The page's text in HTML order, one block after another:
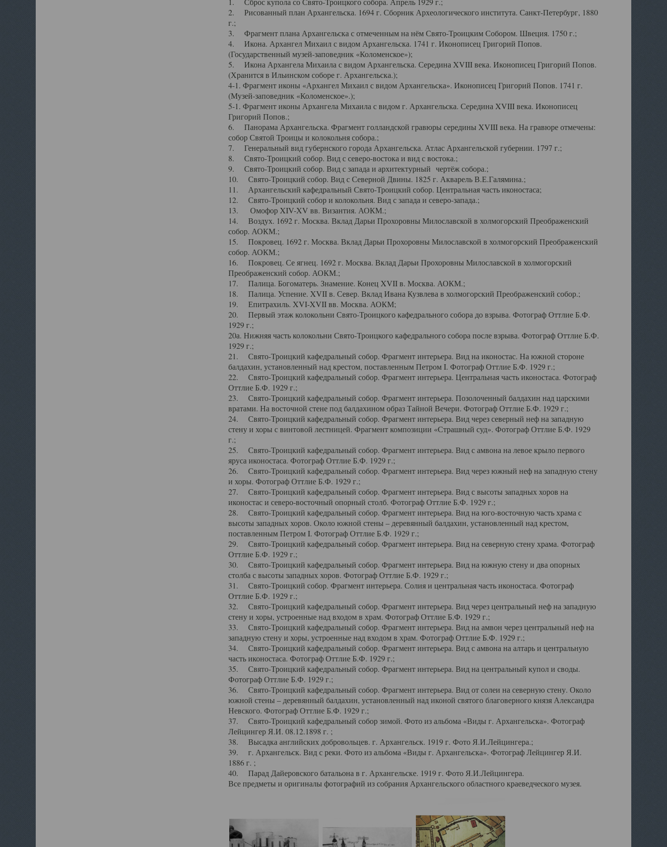
2. Рисованный план Архангельска. 1694 г. Сборник Археологического института. Санкт-Петербург, 1880
г.;
3. Фрагмент плана Архангельска с отмеченным на нём Свято-Троицким Собором. Швеция. 1750 г.;
4. Икона. Архангел Михаил с видом Архангельска. 1741 г. Иконописец Григорий Попов.
(Государственный музей-заповедник «Коломенское»);
5. Икона Архангела Михаила с видом Архангельска. Середина XVIII века. Иконописец Григорий Попов.
(Хранится в Ильинском соборе г. Архангельска.);
4-1. Фрагмент иконы «Архангел Михаил с видом Архангельска». Иконописец Григорий Попов. 1741 г.
(Музей-заповедник «Коломенское».);
5-1. Фрагмент иконы Архангела Михаила с видом г. Архангельска. Середина XVIII века. Иконописец
Григорий Попов.;
6. Панорама Архангельска. Фрагмент голландской гравюры середины XVIII века. На гравюре отмечены:
собор Святой Троицы и колокольня собора.;
7. Генеральный вид губернского города Архангельска. Атлас Архангельской губернии. 1797 г.;
8. Свято-Троицкий собор. Вид с северо-востока и вид с востока.;
9. Свято-Троицкий собор. Вид с запада и архитектурный чертёж собора.;
10. Свято-Троицкий собор. Вид с Северной Двины. 1825 г. Акварель В.Е.Галямина.;
11. Архангельский кафедральный Свято-Троицкий собор. Центральная часть иконостаса;
12. Свято-Троицкий собор и колокольня. Вид с запада и северо-запада.;
13. Омофор XIV-XV вв. Византия. АОКМ.;
14. Воздух. 1692 г. Москва. Вклад Дарьи Прохоровны Милославской в холмогорский Преображенский
собор. АОКМ.;
15. Покровец. 1692 г. Москва. Вклад Дарьи Прохоровны Милославской в холмогорский Преображенский
собор. АОКМ.;
16. Покровец. Се ягнец. 1692 г. Москва. Вклад Дарьи Прохоровны Милославской в холмогорский
Преображенский собор. АОКМ.;
17. Палица. Богоматерь. Знамение. Конец XVII в. Москва. АОКМ.;
18. Палица. Успение. XVII в. Север. Вклад Ивана Кузвлева в холмогорский Преображенский собор.;
19. Епитрахиль. XVI-XVII вв. Москва. АОКМ;
20. Первый этаж колокольни Свято-Троицкого кафедрального собора до взрыва. Фотограф Оттлие Б.Ф.
1929 г.;
20а. Нижняя часть колокольни Свято-Троицкого кафедрального собора после взрыва. Фотограф Оттлие Б.Ф.
1929 г.;
21. Свято-Троицкий кафедральный собор. Фрагмент интерьера. Вид на иконостас. На южной стороне
балдахин, установленный над крестом, поставленным Петром I. Фотограф Оттлие Б.Ф. 1929 г.;
22. Свято-Троицкий кафедральный собор. Фрагмент интерьера. Центральная часть иконостаса. Фотограф
Оттлие Б.Ф. 1929 г.;
23. Свято-Троицкий кафедральный собор. Фрагмент интерьера. Позолоченный балдахин над царскими
вратами. На восточной стене под балдахином образ Тайной Вечери. Фотограф Оттлие Б.Ф. 1929 г.;
24. Свято-Троицкий кафедральный собор. Фрагмент интерьера. Вид через северный неф на западную
стену и хоры с винтовой лестницей. Фрагмент композиции «Страшный суд». Фотограф Оттлие Б.Ф. 1929
г.;
25. Свято-Троицкий кафедральный собор. Фрагмент интерьера. Вид с амвона на левое крыло первого
яруса иконостаса. Фотограф Оттлие Б.Ф. 1929 г.;
26. Свято-Троицкий кафедральный собор. Фрагмент интерьера. Вид через южный неф на западную стену
и хоры. Фотограф Оттлие Б.Ф. 1929 г.;
27. Свято-Троицкий кафедральный собор. Фрагмент интерьера. Вид с высоты западных хоров на
иконостас и северо-восточный опорный столб. Фотограф Оттлие Б.Ф. 1929 г.;
28. Свято-Троицкий кафедральный собор. Фрагмент интерьера. Вид на юго-восточную часть храма с
высоты западных хоров. Около южной стены – деревянный балдахин, установленный над крестом,
поставленным Петром I. Фотограф Оттлие Б.Ф. 1929 г.;
29. Свято-Троицкий кафедральный собор. Фрагмент интерьера. Вид на северную стену храма. Фотограф
Оттлие Б.Ф. 1929 г.;
30. Свято-Троицкий кафедральный собор. Фрагмент интерьера. Вид на южную стену и два опорных
столба с высоты западных хоров. Фотограф Оттлие Б.Ф. 1929 г.;
31. Свято-Троицкий собор. Фрагмент интерьера. Солия и центральная часть иконостаса. Фотограф
Оттлие Б.Ф. 1929 г.;
32. Свято-Троицкий кафедральный собор. Фрагмент интерьера. Вид через центральный неф на западную
стену и хоры, устроенные над входом в храм. Фотограф Оттлие Б.Ф. 1929 г.;
33. Свято-Троицкий кафедральный собор. Фрагмент интерьера. Вид на амвон через центральный неф на
западную стену и хоры, устроенные над входом в храм. Фотограф Оттлие Б.Ф. 1929 г.;
34. Свято-Троицкий кафедральный собор. Фрагмент интерьера. Вид с амвона на алтарь и центральную
часть иконостаса. Фотограф Оттлие Б.Ф. 1929 г.;
35. Свято-Троицкий кафедральный собор. Фрагмент интерьера. Вид на центральный купол и своды.
Фотограф Оттлие Б.Ф. 1929 г.;
36. Свято-Троицкий кафедральный собор. Фрагмент интерьера. Вид от солеи на северную стену. Около
южной стены – деревянный балдахин, установленный над иконой святого благоверного князя Александра
Невского. Фотограф Оттлие Б.Ф. 1929 г.;
37. Свято-Троицкий кафедральный собор зимой. Фото из альбома «Виды г. Архангельска». Фотограф
Лейцингер Я.И. 08.12.1898 г. ;
38. Высадка английских добровольцев. г. Архангельск. 1919 г. Фото Я.И.Лейцингера.;
39. г. Архангельск. Вид с реки. Фото из альбома «Виды г. Архангельска». Фотограф Лейцингер Я.И.
1886 г. ;
40. Парад Дайеровского батальона в г. Архангельске. 1919 г. Фото Я.И.Лейцингера.
Все предметы и оригиналы фотографий из собрания Архангельского областного краеведческого музея.